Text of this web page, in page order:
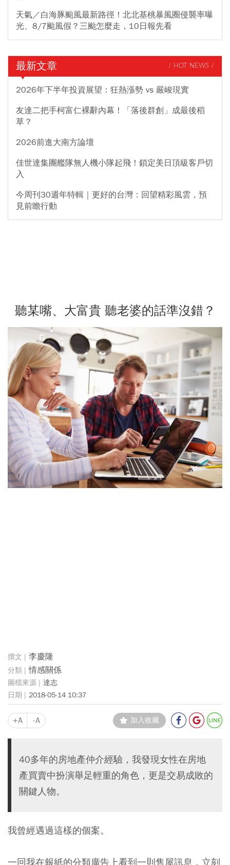
天氣／白海豚颱風最新路徑！北北基桃暴風圈侵襲率曝
光、8/7颱風假？三颱怎麼走，10日報先看
最新文章 / HOT NEWS /
2026年下半年投資展望：狂熱漲勢 vs 嚴峻現實
友達二把手柯富仁裸辭內幕！「落後群創」成最後稻
草？
2026前進大南方論壇
佳世達集團艦隊無人機小隊起飛！鎖定美日頂級客戶切
入
今周刊30週年特輯｜更好的台灣：回望精彩風雲，預
見前瞻行動
聽某嘴、大富貴 聽老婆的話準沒錯？
李慶隆
情感關係
達志
2018-05-14 10:37
+A -A 加入收藏
40多年的房地產仲介經驗，我發現女性在房地
產買賣中扮演舉足輕重的角色，更是交易成敗的
關鍵人物。
我曾經遇過這樣的個案。
一回我在報紙的分類廣告上看到一則售屋訊息，立刻